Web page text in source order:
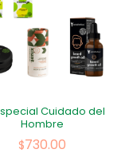
Cuidado del
Hombre
$730.00